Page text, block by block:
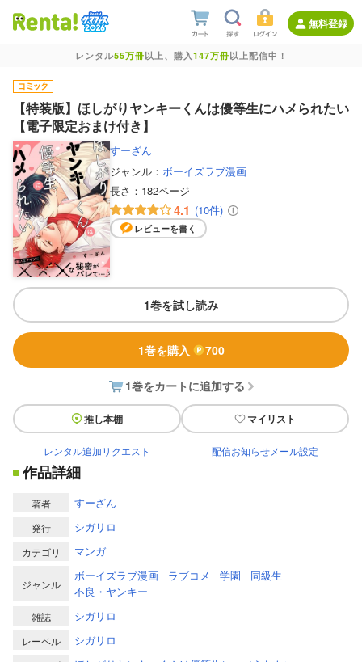
無料登録
レンタル55万冊以上、購入147万冊以上配信中！
【特装版】ほしがりヤンキーくんは優等生にハメられたい
【電子限定おまけ付き】
すーざん
ジャンル： ボーイズラブ漫画
長さ： 182ページ
4.1 (10件)
レビューを書く
1巻を試し読み
1巻を購入 700
1巻をカートに追加する
推し本棚 マイリスト
レンタル追加リクエスト 配信お知らせメール設定
作品詳細
著者 すーざん
発行 シガリロ
カテゴリ マンガ
ジャンル
ボーイズラブ漫画 ラブコメ 学園
同級生
不良・ヤンキー
雑誌 シガリロ
レーベル シガリロ